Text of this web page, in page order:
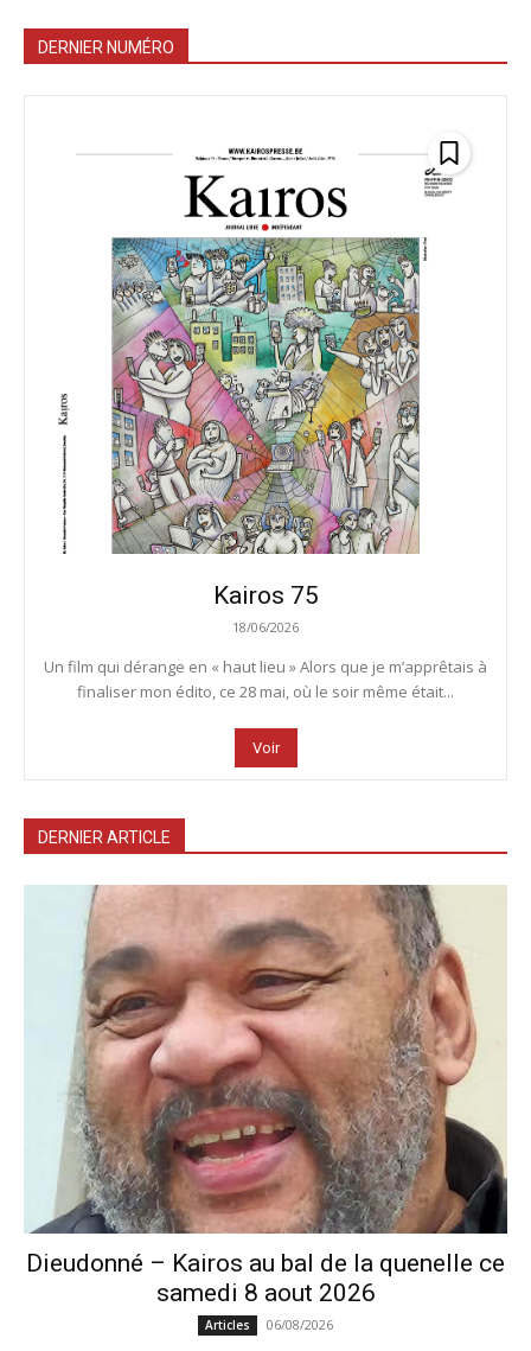
DERNIER NUMÉRO
Kairos 75
18/06/2026
Un film qui dérange en « haut lieu » Alors que je m’apprêtais à
finaliser mon édito, ce 28 mai, où le soir même était...
Voir
DERNIER ARTICLE
Dieudonné – Kairos au bal de la quenelle ce
samedi 8 aout 2026
Articles 06/08/2026